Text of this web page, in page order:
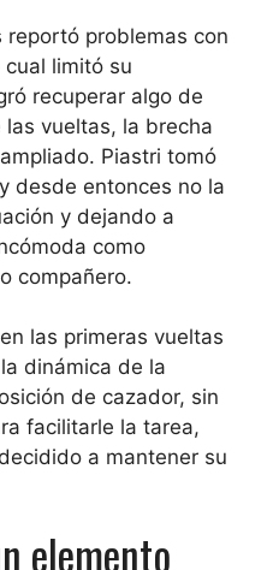
reportó problemas con
limitó su
recuperar algo de
vueltas, la brecha
Piastri tomó
desde entonces no la
y dejando a
como
compañero.
las primeras vueltas
dinámica de la
de cazador, sin
facilitarle la tarea,
a mantener su
elemento